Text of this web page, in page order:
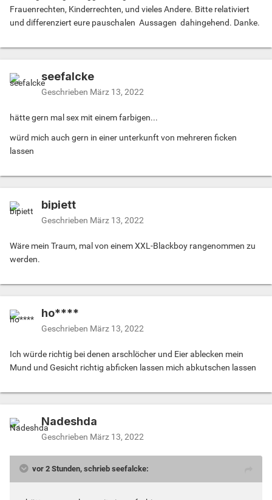
Frauenrechten, Kinderrechten, und vieles Andere. Bitte relativiert
und differenziert eure pauschalen Aussagen dahingehend. Danke.
seefalcke
Geschrieben März 13, 2022
hätte gern mal sex mit einem farbigen...
würd mich auch gern in einer unterkunft von mehreren ficken
lassen
bipiett
Geschrieben März 13, 2022
Wäre mein Traum, mal von einem XXL-Blackboy rangenommen zu
werden.
ho****
Geschrieben März 13, 2022
Ich würde richtig bei denen arschlöcher und Eier ablecken mein
Mund und Gesicht richtig abficken lassen mich abkutschen lassen
Nadeshda
Geschrieben März 13, 2022
vor 2 Stunden, schrieb seefalcke: